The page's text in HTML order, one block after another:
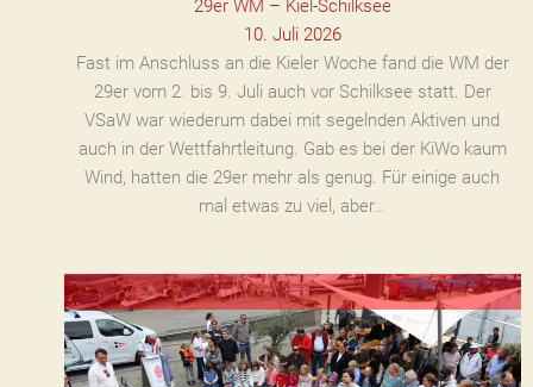
29er WM – Kiel-Schilksee
10. Juli 2026
Fast im Anschluss an die Kieler Woche fand die WM der
29er vom 2. bis 9. Juli auch vor Schilksee statt. Der
VSaW war wiederum dabei mit segelnden Aktiven und
auch in der Wettfahrtleitung. Gab es bei der KiWo kaum
Wind, hatten die 29er mehr als genug. Für einige auch
mal etwas zu viel, aber…